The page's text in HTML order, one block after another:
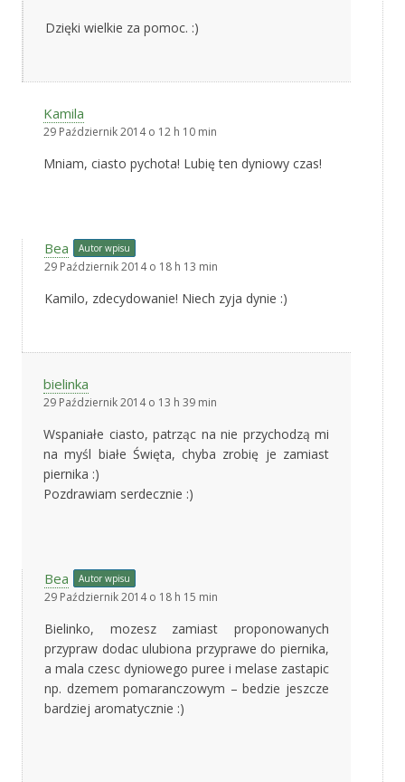
Dzięki wielkie za pomoc. :)
Kamila
29 Październik 2014 o 12 h 10 min
Mniam, ciasto pychota! Lubię ten dyniowy czas!
Bea Autor wpisu
29 Październik 2014 o 18 h 13 min
Kamilo, zdecydowanie! Niech zyja dynie :)
bielinka
29 Październik 2014 o 13 h 39 min
Wspaniałe ciasto, patrząc na nie przychodzą mi
na myśl białe Święta, chyba zrobię je zamiast
piernika :)
Pozdrawiam serdecznie :)
Bea Autor wpisu
29 Październik 2014 o 18 h 15 min
Bielinko, mozesz zamiast proponowanych
przypraw dodac ulubiona przyprawe do piernika,
a mala czesc dyniowego puree i melase zastapic
np. dzemem pomaranczowym – bedzie jeszcze
bardziej aromatycznie :)